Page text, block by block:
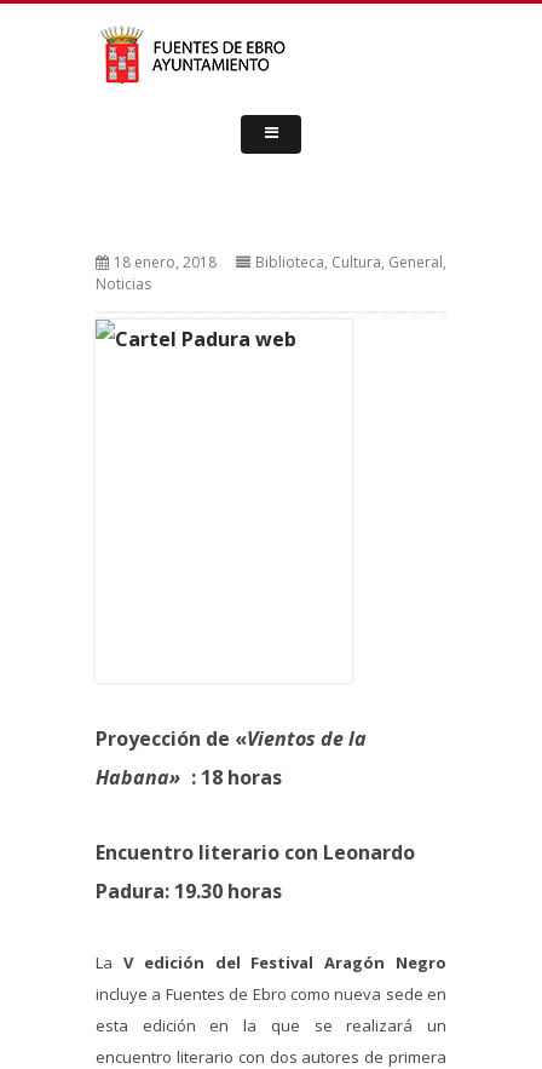
18 enero, 2018 Biblioteca, Cultura, General,
Noticias
Proyección de «Vientos de la
Habana» : 18 horas
Encuentro literario con Leonardo
Padura: 19.30 horas
La V edición del Festival Aragón Negro
incluye a Fuentes de Ebro como nueva sede en
esta edición en la que se realizará un
encuentro literario con dos autores de primera